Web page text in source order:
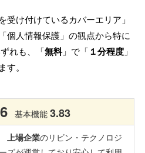
受け付けているカバーエリア」
個人情報保護」の観点から特に
れも、「無料」で「 １分程度 」
。